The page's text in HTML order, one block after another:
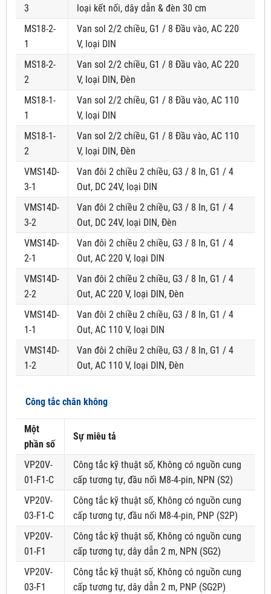
3
loại kết nối, dây dẫn & đèn 30 cm
MS18-2-
1
Van sol 2/2 chiều, G1 / 8 Đầu vào, AC 220
V, loại DIN
MS18-2-
2
Van sol 2/2 chiều, G1 / 8 Đầu vào, AC 220
V, loại DIN, Đèn
MS18-1-
1
Van sol 2/2 chiều, G1 / 8 Đầu vào, AC 110
V, loại DIN
MS18-1-
2
Van sol 2/2 chiều, G1 / 8 Đầu vào, AC 110
V, loại DIN, Đèn
VMS14D-
3-1
Van đôi 2 chiều 2 chiều, G3 / 8 In, G1 / 4
Out, DC 24V, loại DIN
VMS14D-
3-2
Van đôi 2 chiều 2 chiều, G3 / 8 In, G1 / 4
Out, DC 24V, loại DIN, Đèn
VMS14D-
2-1
Van đôi 2 chiều 2 chiều, G3 / 8 In, G1 / 4
Out, AC 220 V, loại DIN
VMS14D-
2-2
Van đôi 2 chiều 2 chiều, G3 / 8 In, G1 / 4
Out, AC 220 V, loại DIN, Đèn
VMS14D-
1-1
Van đôi 2 chiều 2 chiều, G3 / 8 In, G1 / 4
Out, AC 110 V, loại DIN
VMS14D-
1-2
Van đôi 2 chiều 2 chiều, G3 / 8 In, G1 / 4
Out, AC 110 V, loại DIN, Đèn
Công tắc chân không
Một
phần số
Sự miêu tả
VP20V-
01-F1-C
Công tắc kỹ thuật số, Không có nguồn cung
cấp tương tự, đầu nối M8-4-pin, NPN (S2)
VP20V-
03-F1-C
Công tắc kỹ thuật số, Không có nguồn cung
cấp tương tự, đầu nối M8-4-pin, PNP (S2P)
VP20V-
01-F1
Công tắc kỹ thuật số, Không có nguồn cung
cấp tương tự, dây dẫn 2 m, NPN (SG2)
VP20V-
03-F1
Công tắc kỹ thuật số, Không có nguồn cung
cấp tương tự, dây dẫn 2 m, PNP (SG2P)